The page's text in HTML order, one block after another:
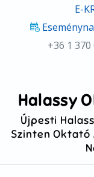
E-
+36 1 370
Halassy
Újpesti
Szinten Oktató